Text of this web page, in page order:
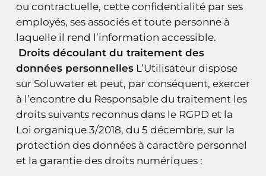
ou contractuelle, cette confidentialité par ses
employés, ses associés et toute personne à
laquelle il rend l’information accessible.
Droits découlant du traitement des
données personnellesL’Utilisateur dispose
sur Soluwater et peut, par conséquent, exercer
à l’encontre du Responsable du traitement les
droits suivants reconnus dans le RGPD et la
Loi organique 3/2018, du 5 décembre, sur la
protection des données à caractère personnel
et la garantie des droits numériques :